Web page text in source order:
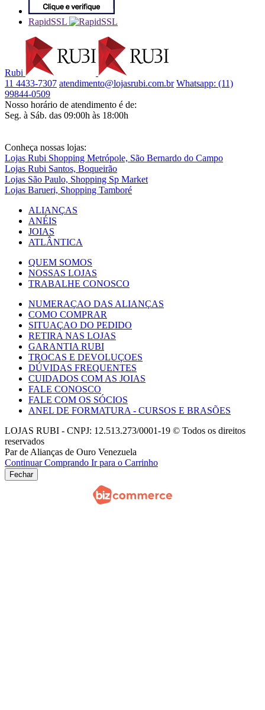
RapidSSL
Rubi
11 4433-7307 atendimento@lojasrubi.com.br Whatsapp: (11)
99844-0509
Nosso horário de atendimento é de:
Seg. à Sáb. das 09:00h às 18:00h
Conheça nossas lojas:
Lojas Rubi Shopping Metrópole, São Bernardo do Campo
Lojas Rubi Santos, Boqueirão
Lojas São Paulo, Shopping Sp Market
Lojas Barueri, Shopping Tamboré
ALIANÇAS
ANÉIS
JOIAS
ATLÂNTICA
QUEM SOMOS
NOSSAS LOJAS
TRABALHE CONOSCO
NUMERAÇAO DAS ALIANÇAS
COMO COMPRAR
SITUAÇAO DO PEDIDO
RETIRA NAS LOJAS
GARANTIA RUBI
TROCAS E DEVOLUÇOES
DÚVIDAS FREQUENTES
CUIDADOS COM AS JOIAS
FALE CONOSCO
FALE COM OS SÓCIOS
ANEL DE FORMATURA - CURSOS E BRASÕES
LOJAS RUBI - CNPJ: 12.513.273/0001-19 © Todos os direitos
reservados
Par de Alianças de Ouro Venezuela
Continuar Comprando Ir para o Carrinho
Fechar